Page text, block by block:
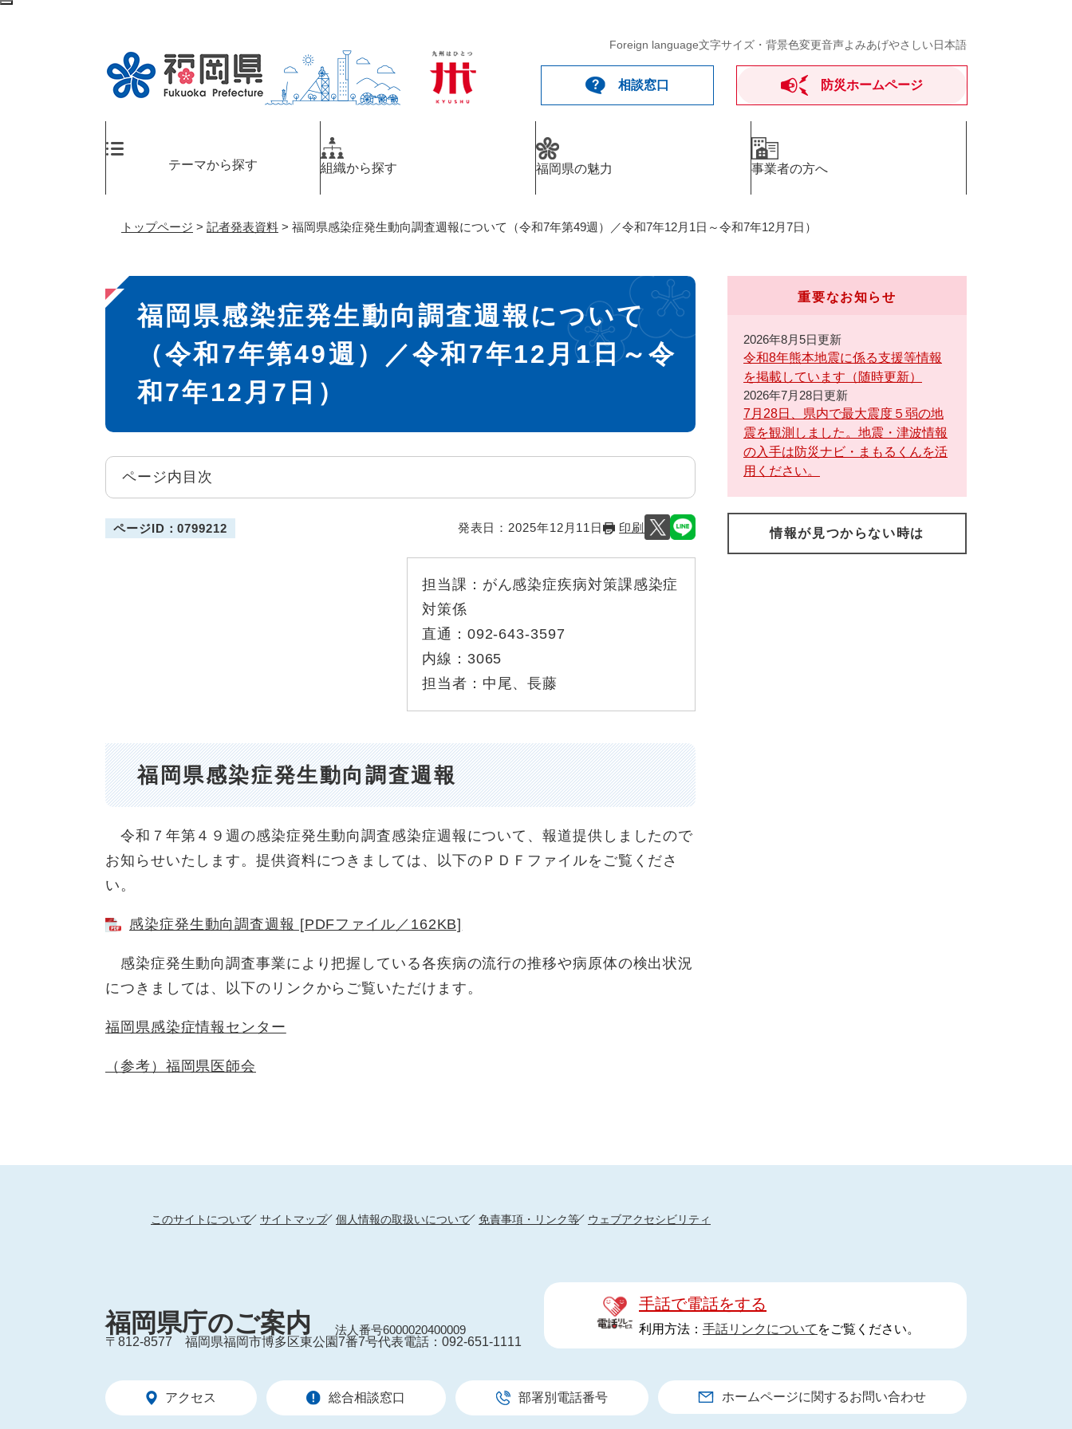
ペ
メ
Foreign language文字サイズ・背景色変更音声よみあげやさしい日本語
相談窓口 防災ホームページ
テーマから探す 組織から探す 福岡県の魅力 事業者の方へ
トップページ > 記者発表資料 > 福岡県感染症発生動向調査週報について（令和7年第49週）／令和7年12月1日～令和7年12月7日）
本
文
福岡県感染症発生動向調査週報について
（令和7年第49週）／令和7年12月1日～令
和7年12月7日）
ページ内目次
ページID：0799212 発表日： 2025年12月11日 印刷
担当課： がん感染症疾病対策課感染症
対策係
直通： 092-643-3597
内線： 3065
担当者： 中尾、長藤
福岡県感染症発生動向調査週報
令和７年第４９週の感染症発生動向調査感染症週報について、報道提供しましたので
お知らせいたします。提供資料につきましては、以下のＰＤＦファイルをご覧くださ
い。
感染症発生動向調査週報 [PDFファイル／162KB]
感染症発生動向調査事業により把握している各疾病の流行の推移や病原体の検出状況
につきましては、以下のリンクからご覧いただけます。
福岡県感染症情報センター
（参考）福岡県医師会
重要なお知らせ
2026年8月5日更新
令和8年熊本地震に係る支援等情報
を掲載しています（随時更新）
2026年7月28日更新
7月28日、県内で最大震度５弱の地
震を観測しました。地震・津波情報
の入手は防災ナビ・まもるくんを活
用ください。
情報が見つからない時は
このサイトについて サイトマップ 個人情報の取扱いについて 免責事項・リンク等 ウェブアクセシビリティ
福岡県庁のご案内
法人番号6000020400009
〒812-8577
福岡県福岡市博多区東公園7番7号代表電話：092-651-1111
手話で電話をする
利用方法： 手話リンクについて をご覧ください。
アクセス 総合相談窓口 部署別電話番号 ホームページに関するお問い合わせ